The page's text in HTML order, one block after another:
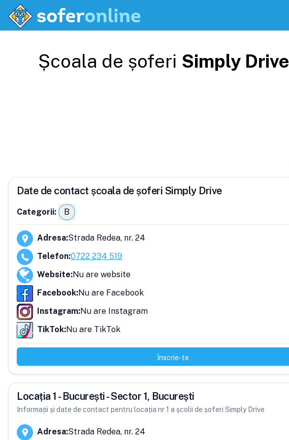
Școala de șoferi Simply Drive
Date de contact școala de șoferi Simply Drive
Categorii: B
Adresa:Strada Redea, nr. 24
Telefon:0722 234 519
Website:Nu are website
Facebook:Nu are Facebook
Instagram:Nu are Instagram
TikTok:Nu are TikTok
Înscrie-te
Locația 1 - București - Sector 1, București
Informații și date de contact pentru locația nr 1 a școlii de șoferi Simply Drive
Adresa:Strada Redea, nr. 24